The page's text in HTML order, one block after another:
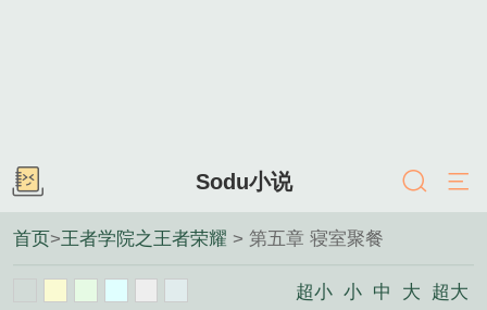
Sodu小说
首页>王者学院之王者荣耀 > 第五章 寝室聚餐
超小 小 中 大 超大